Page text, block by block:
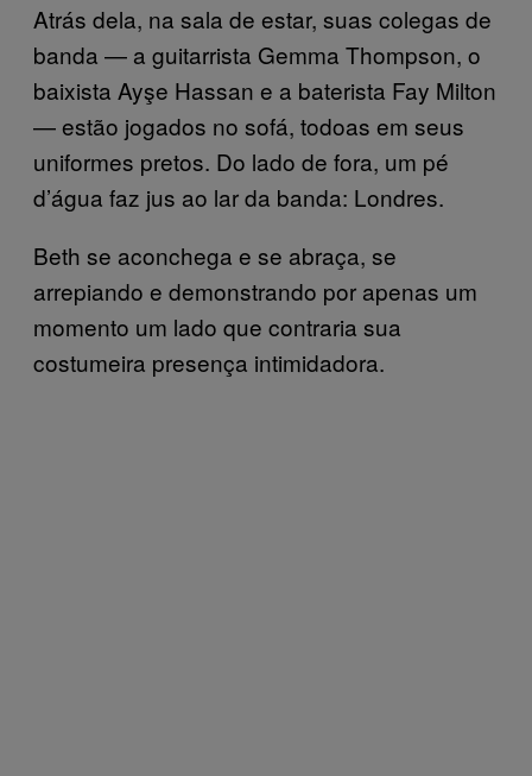
Atrás dela, na sala de estar, suas colegas de
banda — a guitarrista Gemma Thompson, o
baixista Ayşe Hassan e a baterista Fay Milton
— estão jogados no sofá, todoas em seus
uniformes pretos. Do lado de fora, um pé
d’água faz jus ao lar da banda: Londres.
Beth se aconchega e se abraça, se
arrepiando e demonstrando por apenas um
momento um lado que contraria sua
costumeira presença intimidadora.